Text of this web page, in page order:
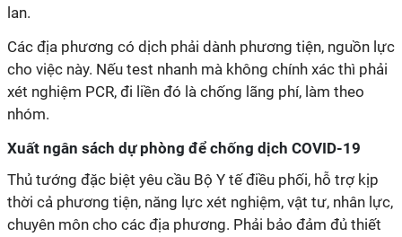
lan.
Các địa phương có dịch phải dành phương tiện, nguồn lực
cho việc này. Nếu test nhanh mà không chính xác thì phải
xét nghiệm PCR, đi liền đó là chống lãng phí, làm theo
nhóm.
Xuất ngân sách dự phòng để chống dịch COVID-19
Thủ tướng đặc biệt yêu cầu Bộ Y tế điều phối, hỗ trợ kịp
thời cả phương tiện, năng lực xét nghiệm, vật tư, nhân lực,
chuyên môn cho các địa phương. Phải bảo đảm đủ thiết